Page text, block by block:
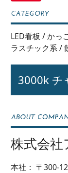
LED看板 /かっ
ラスチック系/
3000k チ
株式会社
本社： 〒300-